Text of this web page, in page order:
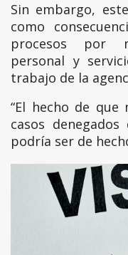
Sin embargo,
como
procesos por
personal y
trabajo de la
“El hecho de que
casos
podría ser de